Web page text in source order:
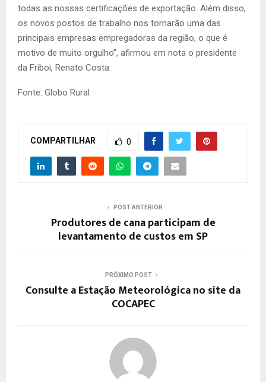
todas as nossas certificações de exportação. Além disso,
os novos postos de trabalho nos tornarão uma das
principais empresas empregadoras da região, o que é
motivo de muito orgulho”, afirmou em nota o presidente
da Friboi, Renato Costa.
Fonte: Globo Rural
COMPARTILHAR 0
POST ANTERIOR
Produtores de cana participam de
levantamento de custos em SP
PRÓXIMO POST
Consulte a Estação Meteorológica no site da
COCAPEC